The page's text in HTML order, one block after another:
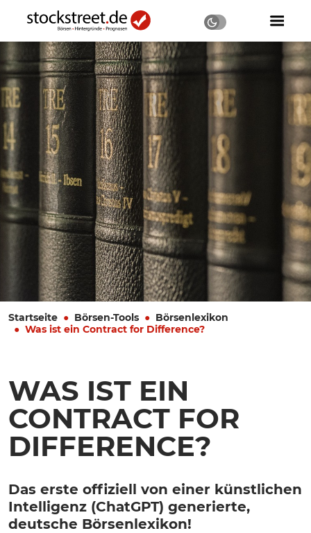
Startseite Börsen-Tools
Börsenlexikon
Was ist ein Contract for Difference?
WAS IST EIN
CONTRACT FOR
DIFFERENCE?
Das erste offiziell von einer künstlichen
Intelligenz (ChatGPT) generierte,
deutsche Börsenlexikon!